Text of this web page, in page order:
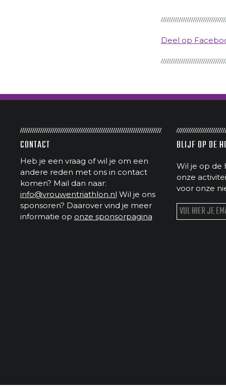
Deel op
CONTACT
Heb je een vraag of wil je om een
andere reden met ons in contact
komen? Mail dan naar:
info@vrouwentriathlon.nl Wil je ons
sponsoren? Daarover vind je meer
informatie op onze sponsorpagina
BLIJF OP DE
Wil je op de
onze
voor onze